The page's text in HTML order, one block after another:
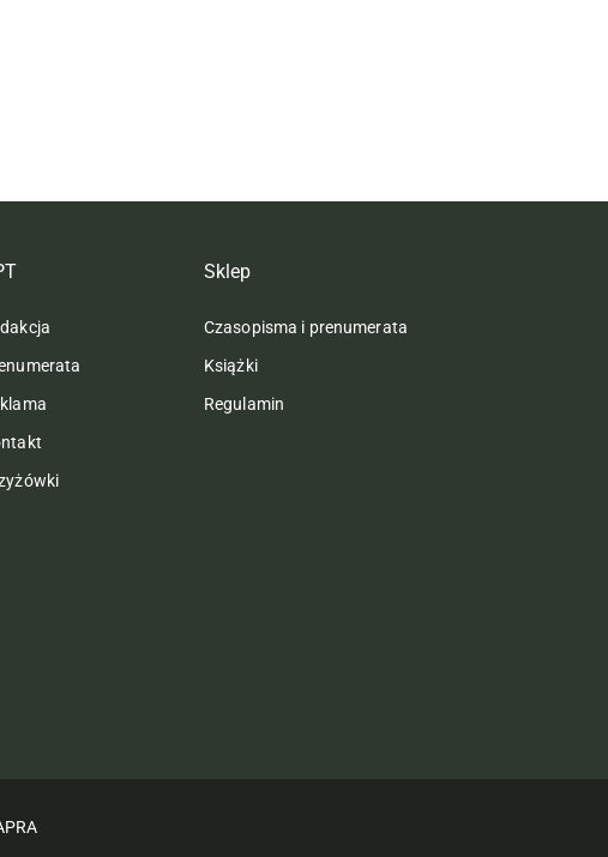
Sklep
Czasopisma i prenumerata
Książki
Regulamin